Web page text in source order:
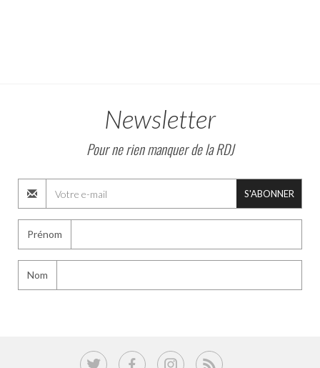
Newsletter
Pour ne rien manquer de la RDJ
S'ABONNER
Prénom
Nom